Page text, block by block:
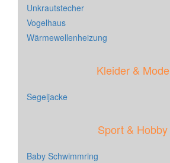
Unkrautstecher
Vogelhaus
Wärmewellenheizung
Kleider & Mode
Segeljacke
Sport & Hobby
Baby Schwimmring